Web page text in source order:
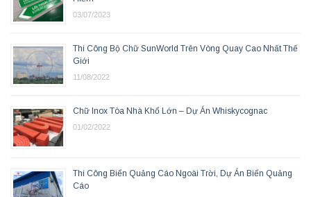
03/07/2023
Thi Công Bộ Chữ SunWorld Trên Vòng Quay Cao Nhất Thế
Giới
11/08/2022
Chữ Inox Tòa Nhà Khổ Lớn – Dự Án Whiskycognac
01/02/2022
Thi Công Biển Quảng Cáo Ngoài Trời, Dự Án Biển Quảng
Cáo